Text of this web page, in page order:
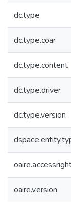
dc.type
dc.type.coar
dc.type.content
dc.type.driver
dc.type.version
oaire.version